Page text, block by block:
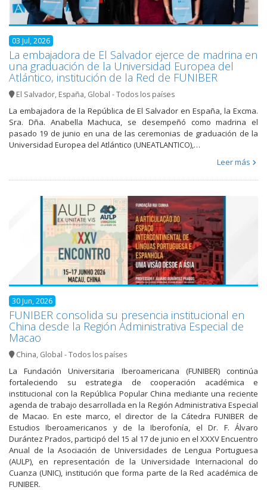
03 Jul, 2026
La embajadora de El Salvador ejerce de madrina en
una graduación de la Universidad Europea del
Atlántico, institución de la Red de FUNIBER
El Salvador, España, Global - Todos los países
La embajadora de la República de El Salvador en España, la Excma.
Sra. Dña. Anabella Machuca, se desempeñó como madrina el
pasado 19 de junio en una de las ceremonias de graduación de la
Universidad Europea del Atlántico (UNEATLANTICO),…
Leer más
30 Jun, 2026
FUNIBER consolida su presencia institucional en
China desde la Región Administrativa Especial de
Macao
China, Global - Todos los países
La Fundación Universitaria Iberoamericana (FUNIBER) continúa
fortaleciendo su estrategia de cooperación académica e
institucional con la República Popular China mediante una reciente
agenda de trabajo desarrollada en la Región Administrativa Especial
de Macao. En este marco, el director de la Cátedra FUNIBER de
Estudios Iberoamericanos y de la Iberofonía, el Dr. F. Álvaro
Durántez Prados, participó del 15 al 17 de junio en el XXXV Encuentro
Anual de la Asociación de Universidades de Lengua Portuguesa
(AULP), en representación de la Universidade Internacional do
Cuanza (UNIC), institución que forma parte de la Red académica de
FUNIBER.